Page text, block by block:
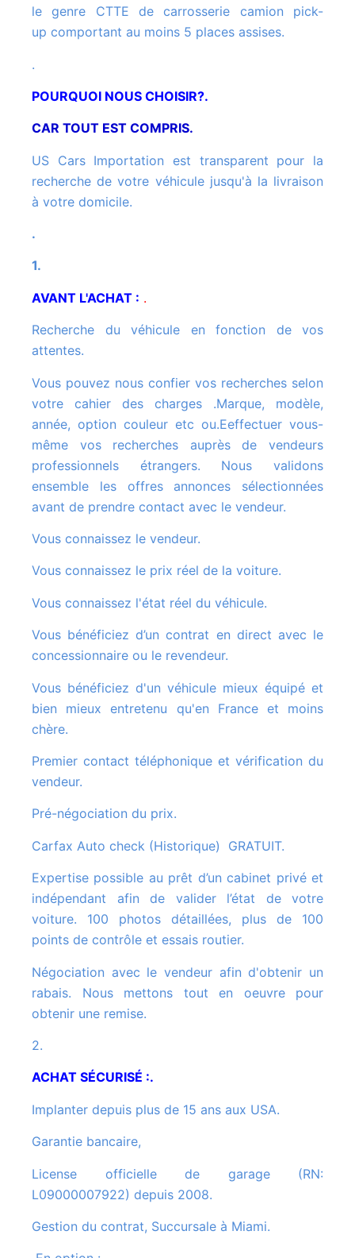
le genre CTTE de carrosserie camion pick-
up comportant au moins 5 places assises.
.
POURQUOI NOUS CHOISIR?.
CAR TOUT EST COMPRIS.
US Cars Importation est transparent pour la
recherche de votre véhicule jusqu'à la livraison
à votre domicile.
.
1.
AVANT L'ACHAT : .
Recherche du véhicule en fonction de vos
attentes.
Vous pouvez nous confier vos recherches selon
votre cahier des charges .Marque, modèle,
année, option couleur etc ou.Eeffectuer vous-
même vos recherches auprès de vendeurs
professionnels étrangers. Nous validons
ensemble les offres annonces sélectionnées
avant de prendre contact avec le vendeur.
Vous connaissez le vendeur.
Vous connaissez le prix réel de la voiture.
Vous connaissez l'état réel du véhicule.
Vous bénéficiez d’un contrat en direct avec le
concessionnaire ou le revendeur.
Vous bénéficiez d'un véhicule mieux équipé et
bien mieux entretenu qu'en France et moins
chère.
Premier contact téléphonique et vérification du
vendeur.
Pré-négociation du prix.
Carfax Auto check (Historique) GRATUIT.
Expertise possible au prêt d’un cabinet privé et
indépendant afin de valider l’état de votre
voiture. 100 photos détaillées, plus de 100
points de contrôle et essais routier.
Négociation avec le vendeur afin d'obtenir un
rabais. Nous mettons tout en oeuvre pour
obtenir une remise.
2.
ACHAT SÉCURISÉ :.
Implanter depuis plus de 15 ans aux USA.
Garantie bancaire,
License officielle de garage (RN:
L09000007922) depuis 2008.
Gestion du contrat, Succursale à Miami.